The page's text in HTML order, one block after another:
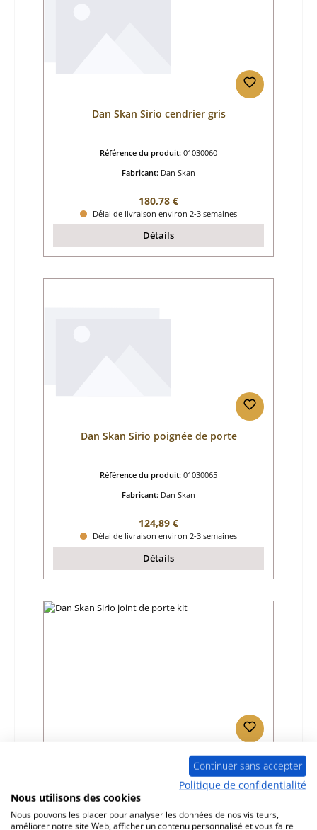
Dan Skan Sirio cendrier gris
Référence du produit: 01030060
Fabricant: Dan Skan
Prix régulier :
180,78 €
Délai de livraison environ 2-3 semaines
Détails
Dan Skan Sirio poignée de porte
Référence du produit: 01030065
Fabricant: Dan Skan
Prix régulier :
124,89 €
Délai de livraison environ 2-3 semaines
Détails
Dan Skan Sirio joint de porte kit
Référence du produit:
Fabricant:Dan Skan
Continuer sans accepter
Politique de confidentialité
Nous utilisons des cookies
Nous pouvons les placer pour analyser les données de nos visiteurs,
améliorer notre site Web, afficher un contenu personnalisé et vous faire